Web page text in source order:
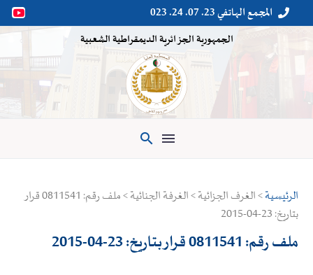

 المجمع الهاتفي 23. 07. 24. 023
الجمهورية الجزائرية الديمقراطية الشعبية

الرئيسية
> الغرف الجزائية > الغرفة الجنائية > ملف رقم: 0811541 قرار
بتاريخ: 23-04-2015
ملف رقم: 0811541 قرار بتاريخ: 23-04-2015